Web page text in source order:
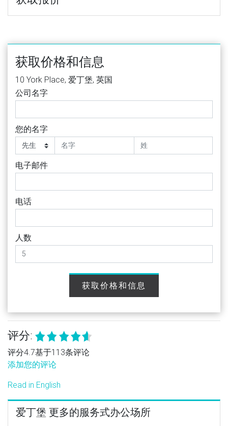
获取价格和信息
10 York Place, 爱丁堡, 英国
公司名字
您的名字
电子邮件
电话
人数
获取价格和信息
评分:
评分4.7基于113条评论
添加您的评论
Read in English
爱丁堡 更多的服务式办公场所